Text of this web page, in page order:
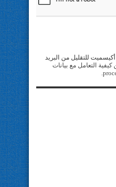
للتقليل من البريد
التعامل مع بيانات
.